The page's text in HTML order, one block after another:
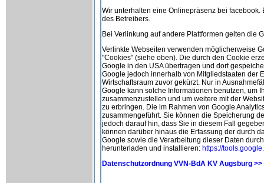
Wir unterhalten eine Onlinepräsenz bei
des Betreibers.
Bei Verlinkung auf andere Plattformen gelten die
Verlinkte Webseiten verwenden möglicherweise
"Cookies" (siehe oben). Die durch den Cookie
Google in den USA übertragen und dort
Google jedoch innerhalb von Mitgliedstaaten der
Wirtschaftsraum zuvor gekürzt. Nur in
Google kann solche Informationen benutzen, um
zusammenzustellen und um weitere mit der
zu erbringen. Die im Rahmen von Google
zusammengeführt. Sie können die Speicherung
jedoch darauf hin, dass Sie in diesem Fall
können darüber hinaus die Erfassung der durch
Google sowie die Verarbeitung dieser Daten
herunterladen und installieren: https://
Datenschutzordnung VVN-BdA KV Augsburg >>